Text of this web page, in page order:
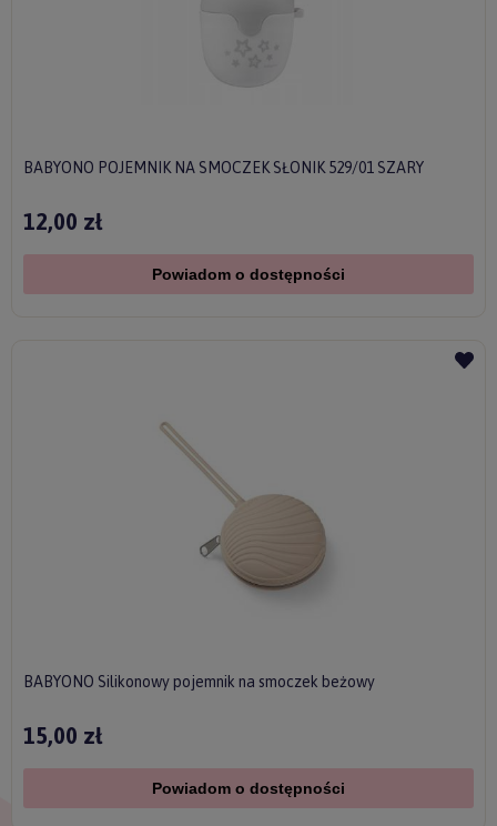
BABYONO POJEMNIK NA SMOCZEK SŁONIK 529/01 SZARY
12,00 zł
Powiadom o dostępności
BABYONO Silikonowy pojemnik na smoczek beżowy
15,00 zł
Powiadom o dostępności